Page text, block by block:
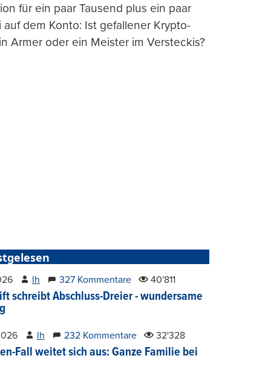
für ein paar Tausend plus ein paar
auf dem Konto: Ist gefallener Krypto-
Armer oder ein Meister im Versteckis?
lh 327 Kommentare 40'811
schreibt Abschluss-Dreier - wundersame
lh 232 Kommentare 32'328
Fall weitet sich aus: Ganze Familie bei